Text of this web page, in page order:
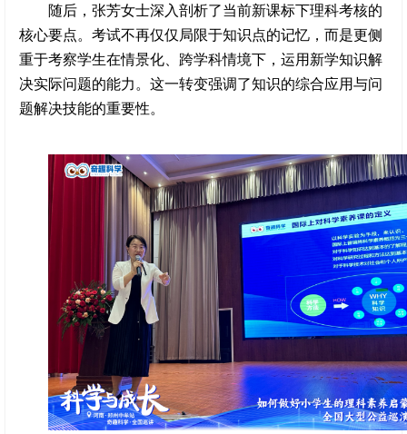
随后，张芳女士深入剖析了当前新课标下理科考核的
核心要点。考试不再仅仅局限于知识点的记忆，而是更侧
重于考察学生在情景化、跨学科情境下，运用新学知识解
决实际问题的能力。这一转变强调了知识的综合应用与问
题解决技能的重要性。